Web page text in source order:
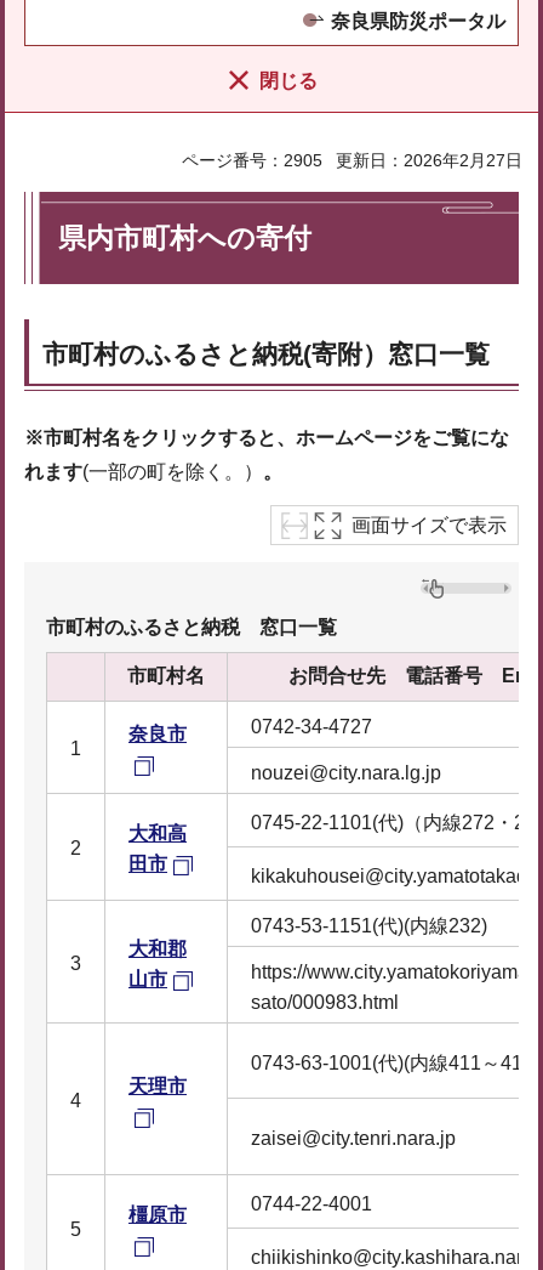
奈良県防災ポータル
閉じる
ページ番号：2905 更新日：2026年2月27日
県内市町村への寄付
市町村のふるさと納税(寄附）窓口一覧
※市町村名をクリックすると、ホームページをご覧にな
れます(一部の町を除く。） 。
画面サイズで表示
市町村のふるさと納税 窓口一覧
市町村名 お問合せ先 電話番号
1
奈良市 0742-34-4727
nouzei@city.nara.lg.jp
2
大和高
田市
0745-22-1101(代)（内線272・
3
大和郡
山市
0743-53-1151(代)(内線232)
https://
sato/000983.html
4
天理市
0743-63-1001(代)(内線411～413)
zaisei@city.tenri.nara.jp
5
橿原市
0744-22-4001